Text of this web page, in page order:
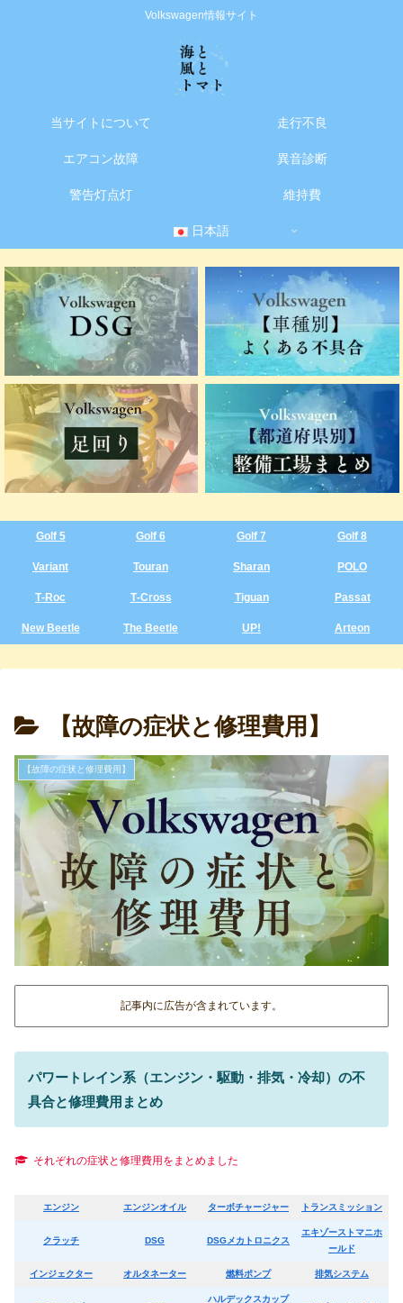
Volkswagen情報サイト
当サイトについて 走行不良
エアコン故障 異音診断
警告灯点灯 維持費
日本語
Golf 5 Golf 6 Golf 7 Golf 8
Variant Touran Sharan POLO
T‑Roc T‑Cross Tiguan Passat
New Beetle The Beetle UP! Arteon
【故障の症状と修理費用】
【故障の症状と修理費用】
記事内に広告が含まれています。
パワートレイン系（エンジン・駆動・排気・冷却）の不
具合と修理費用まとめ
それぞれの症状と修理費用をまとめました
エンジン エンジンオイル ターボチャージャー トランスミッション
クラッチ DSG DSGメカトロニクス
エキゾーストマニホ
ールド
インジェクター オルタネーター 燃料ポンプ 排気システム
ハルデックスカップ